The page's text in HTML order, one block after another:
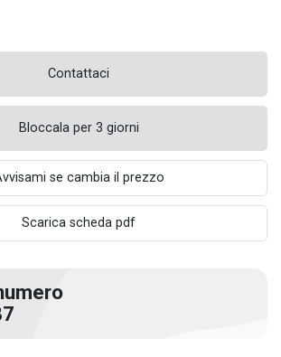
Contattaci
Bloccala per 3 giorni
se cambia il prezzo
Scarica scheda pdf